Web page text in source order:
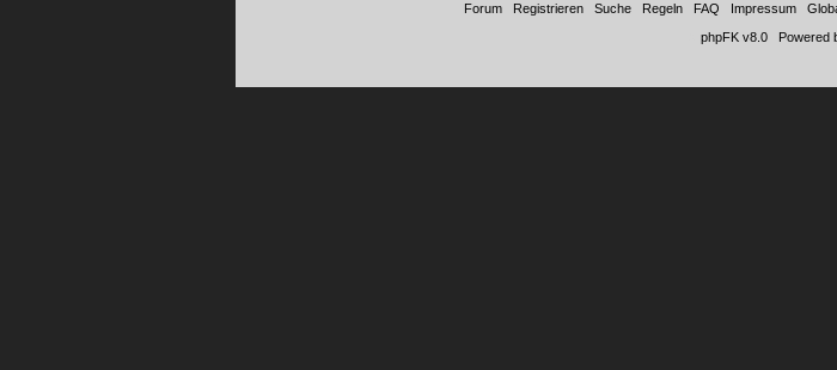
Forum Registrieren Suche Regeln FAQ Impressum
phpFK v8.0 Powered